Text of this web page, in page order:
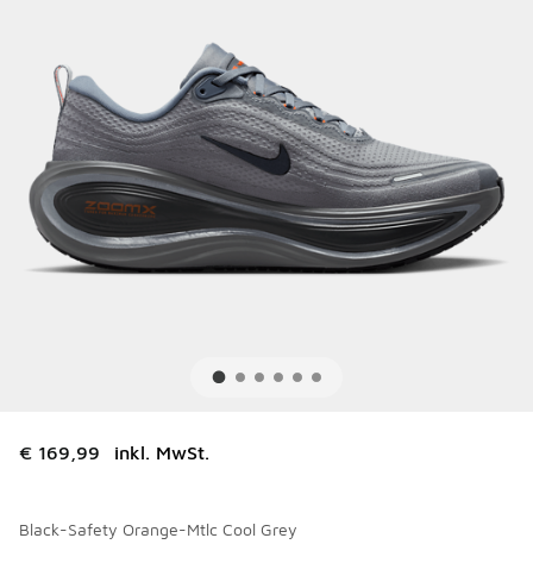
€ 169,99 inkl. MwSt.
Black-Safety Orange-Mtlc Cool Grey